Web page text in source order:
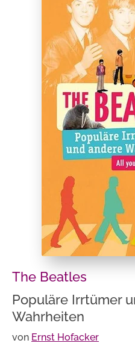
The Beatles
Populäre Irrtümer
Wahrheiten
von Ernst Hofacker